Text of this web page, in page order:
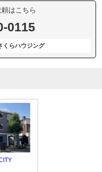
はこちら
0115
くらハウジング